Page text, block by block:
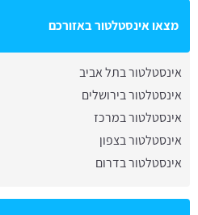
מצאו אינסטלטור באזורכם
אינסטלטור בתל אביב
אינסטלטור בירושלים
אינסטלטור במרכז
אינסטלטור בצפון
אינסטלטור בדרום